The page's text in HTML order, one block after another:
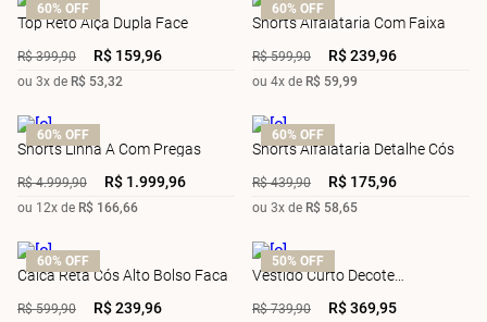
60% OFF
Top Reto Alça Dupla Face
R$ 399,90 R$ 159,96
ou 3x de R$ 53,32
60% OFF
Shorts Alfaiataria Com Faixa
R$ 599,90 R$239,96
ou 4x de R$ 59,99
60% OFF
Shorts Linha A Com Pregas
R$ 4.999,90 R$ 1.999,96
ou 12x de R$ 166,66
60% OFF
Shorts Alfaiataria Detalhe Cós
R$ 439,90 R$ 175,96
ou 3x de R$ 58,65
60% OFF
Calca Reta Cós Alto Bolso Faca
R$ 599,90 R$239,96
50% OFF
Vestido Curto Decote
R$ 739,90 R$369,95